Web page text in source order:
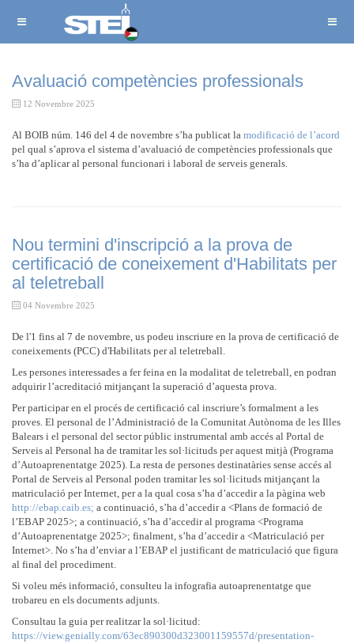
Avaluació competències professionals
12 Novembre 2025
Al BOIB núm. 146 del 4 de novembre s’ha publicat la modificació de l’acord
pel qual s’aprova el sistema d’avaluació de competències professionals que
s’ha d’aplicar al personal funcionari i laboral de serveis generals.
Nou termini d'inscripció a la prova de
certificació de coneixement d'Habilitats per
al teletreball
04 Novembre 2025
De l'1 fins al 7 de novembre, us podeu inscriure en la prova de certificació de
coneixements (PCC) d'Habilitats per al teletreball.
Les persones interessades a fer feina en la modalitat de teletreball, en podran
adquirir l’acreditació mitjançant la superació d’aquesta prova.
Per participar en el procés de certificació cal inscriure’s formalment a les
proves. El personal de l’Administració de la Comunitat Autònoma de les Illes
Balears i el personal del sector públic instrumental amb accés al Portal de
Serveis al Personal ha de tramitar les sol·licituds per aquest mitjà (Programa
d’Autoaprenentatge 2025). La resta de persones destinatàries sense accés al
Portal de Serveis al Personal poden tramitar les sol·licituds mitjançant la
matriculació per Internet, per a la qual cosa s’ha d’accedir a la pàgina web
http://ebap.caib.es; a continuació, s’ha d’accedir a <Plans de formació de
l’EBAP 2025>; a continuació, s’ha d’accedir al programa <Programa
d’Autoaprenentatge 2025>; finalment, s’ha d’accedir a <Matriculació per
Internet>. No s’ha d’enviar a l’EBAP el justificant de matriculació que figura
al final del procediment.
Si voleu més informació, consulteu la infografia autoaprenentatge que
trobareu en els documents adjunts.
Consultau la guia per realitzar la sol·licitud:
https://view.genially.com/63ec890300d323001159557d/presentation-